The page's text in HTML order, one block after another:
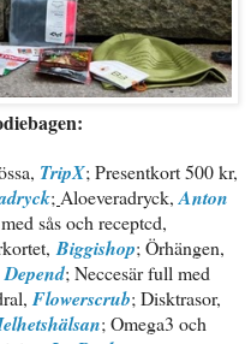
TripX;Presentkort 500 kr,
;Aloeveradryck,Anton
sås och receptcd,
Biggishop;Örhängen,
Depend;Neccesär full med
Flowerscrub;Disktrasor,
;Omega3 och